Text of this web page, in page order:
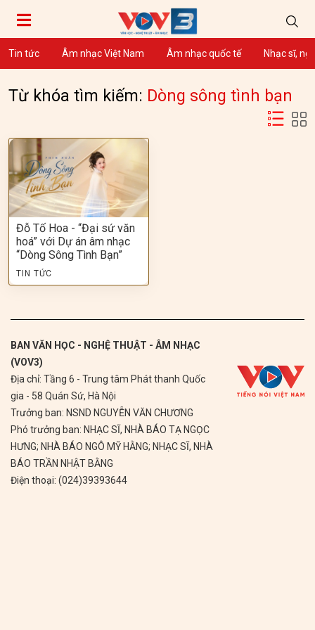
Tin tức Âm nhạc Việt Nam Âm nhạc quốc tế Nhạc sĩ,
Từ khóa tìm kiếm: Dòng sông tình bạn
Đỗ Tố Hoa - “Đại sứ văn
hoá” với Dự án âm nhạc
“Dòng Sông Tình Bạn”
TIN TỨC
BAN VĂN HỌC - NGHỆ THUẬT - ÂM NHẠC
(VOV3)
Địa chỉ: Tầng 6 - Trung tâm Phát thanh Quốc
gia - 58 Quán Sứ, Hà Nội
Trưởng ban: NSND NGUYỄN VĂN CHƯƠNG
Phó trưởng ban: NHẠC SĨ, NHÀ BÁO TẠ NGỌC
HƯNG; NHÀ BÁO NGÔ MỸ HẰNG; NHẠC SĨ, NHÀ
BÁO TRẦN NHẬT BẰNG
Điện thoại: (024)39393644